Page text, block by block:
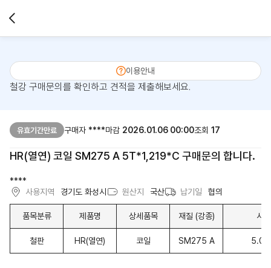
이용안내
철강 구매문의를 확인하고 견적을 제출해보세요.
유효기간만료 구매자 ****마감 2026.01.06 00:00조회 17
HR(열연) 코일 SM275 A 5T*1,219*C 구매문의 합니다.
****
사용지역
경기도 화성시 원산지 국산 납기일 협의
품목분류 제품명 상세품목 재질 (강종) 사
철판 HR(열연) 코일 SM275 A